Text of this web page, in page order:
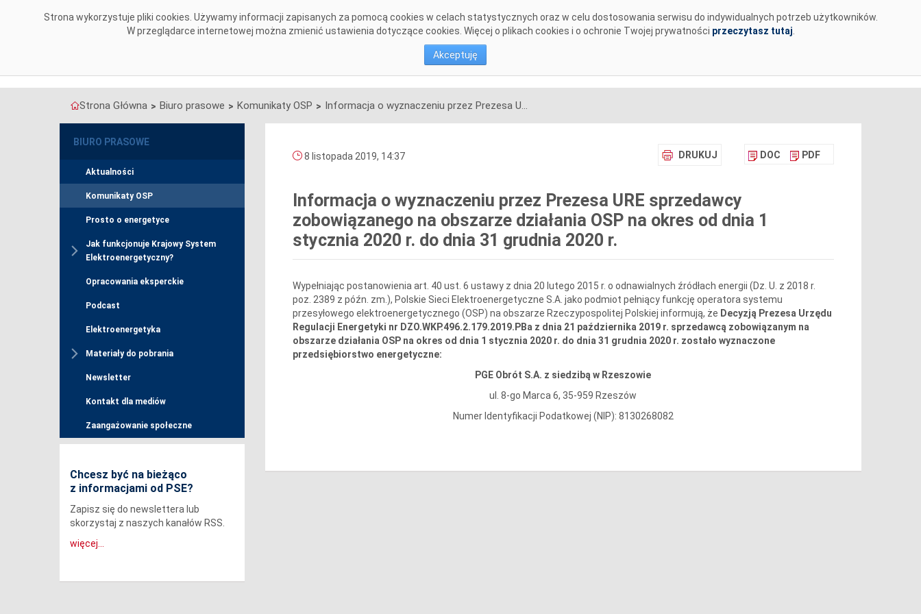
Strona wykorzystuje pliki cookies. Używamy informacji zapisanych za pomocą cookies w celach statystycznych oraz w celu dostosowania serwisu do indywidualnych potrzeb użytkowników.
W przeglądarce internetowej można zmienić ustawienia dotyczące cookies. Więcej o plikach cookies i o ochronie Twojej prywatności przeczytasz tutaj
Akceptuję
O NAS OBSZARY DZIAŁALNOŚCI DANE SYSTEMOWE KONSULTACJE INWESTYCJE DOKUMENTY BIURO PRASOWE KARIERA
Strona Główna > Biuro prasowe > Komunikaty OSP > Informacja o wyznaczeniu przez Prezesa URE sprzedawcy zobowiązanego na obszarze działania OSP na okres od dnia 1 stycznia 2020 r. do dnia 31 grudnia 2020 r.
BIURO PRASOWE
Aktualności
Komunikaty OSP
Prosto o energetyce
Jak funkcjonuje Krajowy System
Elektroenergetyczny?
Opracowania eksperckie
Podcast
Elektroenergetyka
Materiały do pobrania
Newsletter
Kontakt dla mediów
Zaangażowanie społeczne
Chcesz być na bieżąco
z informacjami od PSE?
Zapisz się do newslettera lub
skorzystaj z naszych kanałów RSS.
więcej...
DRUKUJ DOC PDF
8 listopada 2019, 14:37
Informacja o wyznaczeniu przez Prezesa URE sprzedawcy
zobowiązanego na obszarze działania OSP na okres od dnia 1
stycznia 2020 r. do dnia 31 grudnia 2020 r.
Wypełniając postanowienia art. 40 ust. 6 ustawy z dnia 20 lutego 2015 r. o odnawialnych źródłach energii (Dz. U. z 2018 r.
poz. 2389 z późn. zm.), Polskie Sieci Elektroenergetyczne S.A. jako podmiot pełniący funkcję operatora systemu
przesyłowego elektroenergetycznego (OSP) na obszarze Rzeczypospolitej Polskiej informują, że Decyzją Prezesa Urzędu
Regulacji Energetyki nr DZO.WKP.496.2.179.2019.PBa z dnia 21 października 2019 r. sprzedawcą zobowiązanym na
obszarze działania OSP na okres od dnia 1 stycznia 2020 r. do dnia 31 grudnia 2020 r. zostało wyznaczone
przedsiębiorstwo energetyczne:
PGE Obrót S.A. z siedzibą w Rzeszowie
ul. 8-go Marca 6, 35-959 Rzeszów
Numer Identyfikacji Podatkowej (NIP): 8130268082